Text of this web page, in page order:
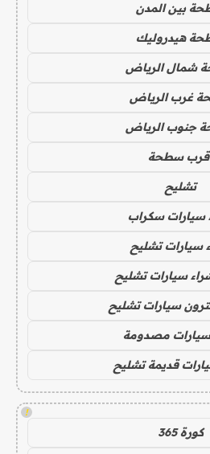
بين المدن
هيدروليك
شمال الرياض
غرب الرياض
جنوب الرياض
سطحة
تشليح
سيارات سكراب
سيارات تشليح
سيارات تشليح
سيارات تشليح
مصدومة
قديمة تشليح
!
كورة 365